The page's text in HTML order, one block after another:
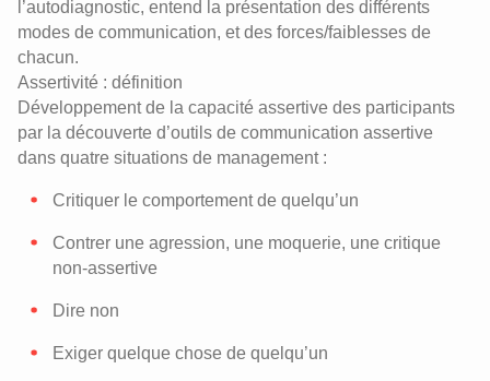
l’autodiagnostic, entend la présentation des différents
modes de communication, et des forces/faiblesses de
chacun.
Assertivité : définition
Développement de la capacité assertive des participants
par la découverte d’outils de communication assertive
dans quatre situations de management :
Critiquer le comportement de quelqu’un
Contrer une agression, une moquerie, une critique
non-assertive
Dire non
Exiger quelque chose de quelqu’un